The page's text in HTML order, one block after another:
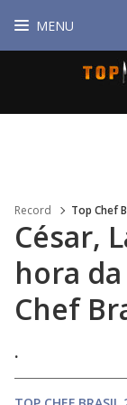
MENU
Record Top Chef
César,
hora
Chef
.